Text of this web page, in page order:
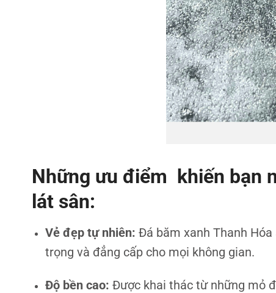
Những ưu điểm khiến bạn
lát sân:
Vẻ đẹp tự nhiên: Đá băm xanh Thanh
trọng và đẳng cấp cho mọi không gian.
Độ bền cao: Được khai thác từ những mỏ